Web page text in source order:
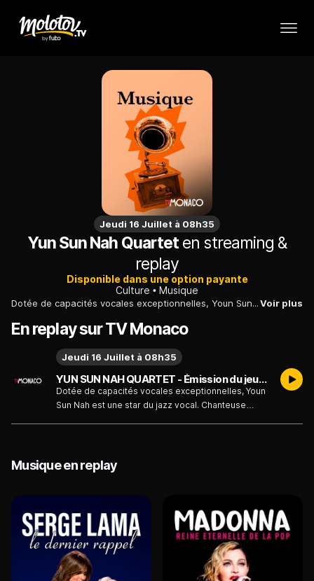
Jeudi 16 Juillet à 08h35
Yun Sun Nah Quarteten streaming &
replay
Disponible dans une option payante
Culture
Musique
Dotée de capacités vocales exceptionnelles, Youn Sun Nah est une star du jazz vocal. Chanteuse coréenne installée en France depuis de nombreuses années, elle séduit le public à chacune de ses apparitions.Voir plus
En replay sur TV Monaco
YUN SUN NAH QUARTET - Émission du jeudi 16 juillet
Dotée de capacités vocales exceptionnelles, Youn
Sun Nah est une star du jazz vocal. Chanteuse
Jeudi 16 Juillet à 08h35
Musique en replay